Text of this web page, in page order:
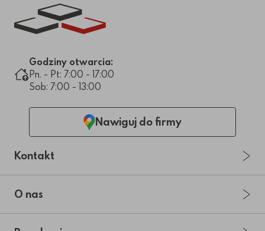
Link do strony głównej
Godziny otwarcia:
Pn. - Pt: 7:00 - 17:00
Sob: 7:00 - 13:00
Nawiguj do firmy
Kontakt
O nas